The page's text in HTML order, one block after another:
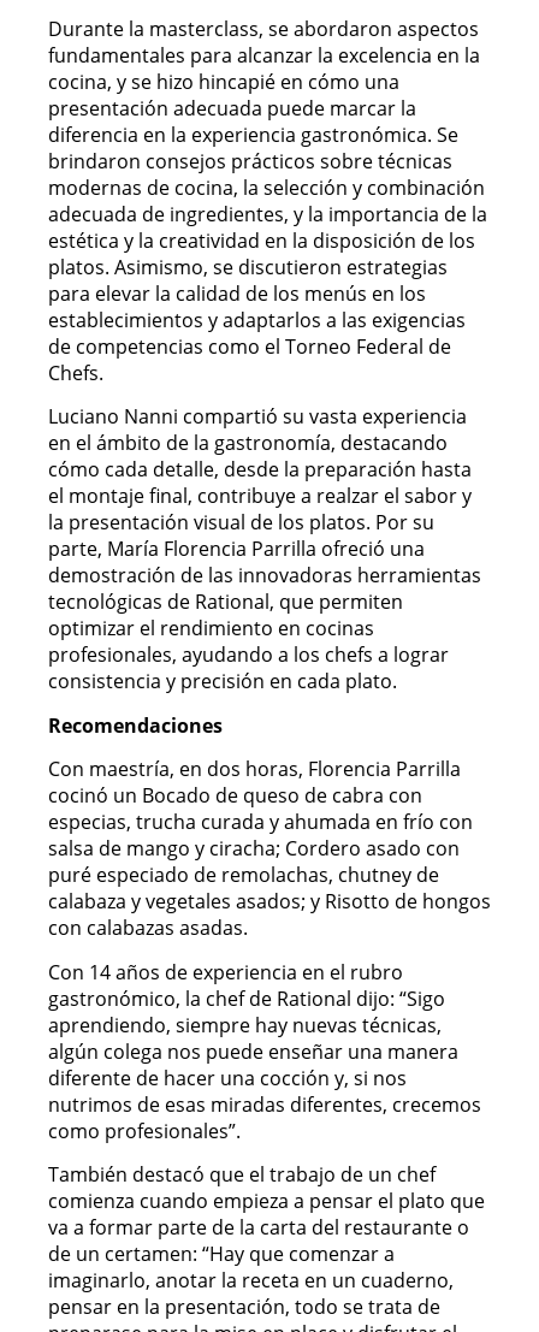
Durante la masterclass, se abordaron aspectos
fundamentales para alcanzar la excelencia en la
cocina, y se hizo hincapié en cómo una
presentación adecuada puede marcar la
diferencia en la experiencia gastronómica. Se
brindaron consejos prácticos sobre técnicas
modernas de cocina, la selección y combinación
adecuada de ingredientes, y la importancia de la
estética y la creatividad en la disposición de los
platos. Asimismo, se discutieron estrategias
para elevar la calidad de los menús en los
establecimientos y adaptarlos a las exigencias
de competencias como el Torneo Federal de
Chefs.
Luciano Nanni compartió su vasta experiencia
en el ámbito de la gastronomía, destacando
cómo cada detalle, desde la preparación hasta
el montaje final, contribuye a realzar el sabor y
la presentación visual de los platos. Por su
parte, María Florencia Parrilla ofreció una
demostración de las innovadoras herramientas
tecnológicas de Rational, que permiten
optimizar el rendimiento en cocinas
profesionales, ayudando a los chefs a lograr
consistencia y precisión en cada plato.
Recomendaciones
Con maestría, en dos horas, Florencia Parrilla
cocinó un Bocado de queso de cabra con
especias, trucha curada y ahumada en frío con
salsa de mango y ciracha; Cordero asado con
puré especiado de remolachas, chutney de
calabaza y vegetales asados; y Risotto de hongos
con calabazas asadas.
Con 14 años de experiencia en el rubro
gastronómico, la chef de Rational dijo: “Sigo
aprendiendo, siempre hay nuevas técnicas,
algún colega nos puede enseñar una manera
diferente de hacer una cocción y, si nos
nutrimos de esas miradas diferentes, crecemos
como profesionales”.
También destacó que el trabajo de un chef
comienza cuando empieza a pensar el plato que
va a formar parte de la carta del restaurante o
de un certamen: “Hay que comenzar a
imaginarlo, anotar la receta en un cuaderno,
pensar en la presentación, todo se trata de